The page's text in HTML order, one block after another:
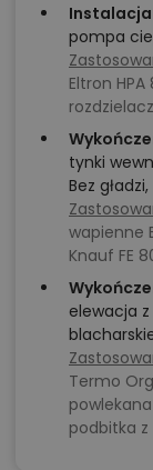
pompa
Eltron
tynki
Bez
wapienne
Knauf FE
elewacja
Termo
podbitka